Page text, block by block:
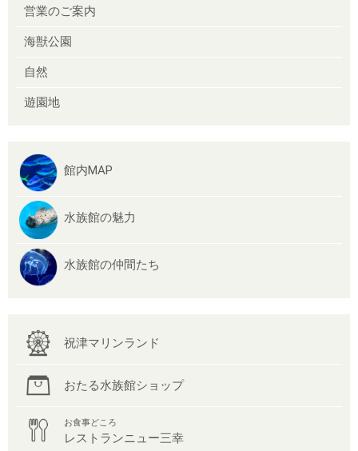
営業のご案内
海獣公園
自然
遊園地
館内MAP
水族館の魅力
水族館の仲間たち
祝津マリンランド
おたる水族館ショップ
お食事どころ
レストランニュー三幸